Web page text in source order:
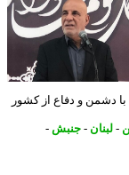
دشمن و دفاع از کشور
-جنبش-